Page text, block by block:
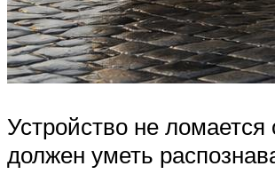
Устройство не
должен уметь